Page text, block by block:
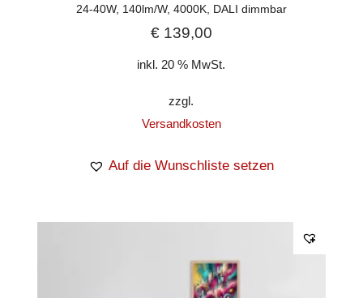
24-40W, 140lm/W, 4000K, DALI dimmbar
€139,00
inkl. 20 % MwSt.
zzgl.
Versandkosten
Auf die Wunschliste setzen